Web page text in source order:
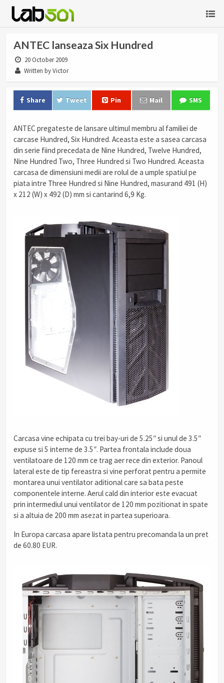
ANTEC lanseaza Six Hundred
20 October 2009
Written by Victor
Share Tweet Pin Mail SMS
ANTEC pregateste de lansare ultimul membru al familiei de
carcase Hundred, Six Hundred. Aceasta este a sasea carcasa
din serie fiind precedata de Nine Hundred, Twelve Hundred,
Nine Hundred Two, Three Hundred si Two Hundred. Aceasta
carcasa de dimensiuni medii are rolul de a umple spatiul pe
piata intre Three Hundred si Nine Hundred, masurand 491 (H)
x 212 (W) x 492 (D) mm si cantarind 6,9 Kg.
Carcasa vine echipata cu trei bay-uri de 5.25″ si unul de 3.5″
expuse si 5 interne de 3.5″. Partea frontala include doua
ventilatoare de 120 mm ce trag aer rece din exterior. Panoul
lateral este de tip fereastra si vine perforat pentru a permite
montarea unui ventilator aditional care sa bata peste
componentele interne. Aerul cald din interior este evacuat
prin intermediul unui ventilator de 120 mm pozitionat in spate
si a altuia de 200 mm asezat in partea superioara.
In Europa carcasa apare listata pentru precomanda la un pret
de 60.80 EUR.